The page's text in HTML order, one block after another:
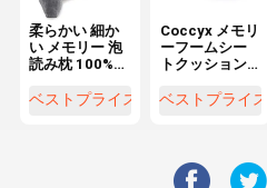
柔らかい 細か
い メモリー 泡
読み枕 100%
FA 編み物 カス
ベストプライス
Coccyx メモリ
ーフームシー
トクッション
ア用の整形フ
ベストプライス